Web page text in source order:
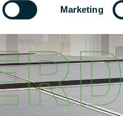
Marketing